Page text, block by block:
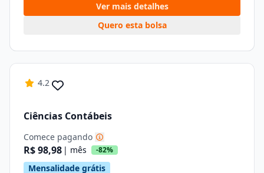
Ver mais detalhes
Quero esta bolsa
4.2
Ciências Contábeis
Comece pagando
R$ 98,98 | mês -82%
Mensalidade grátis